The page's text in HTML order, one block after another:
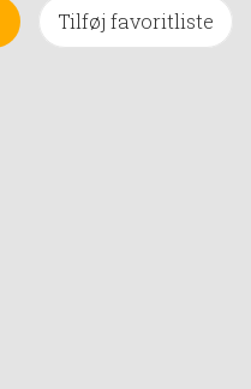
Tilføj favoritliste